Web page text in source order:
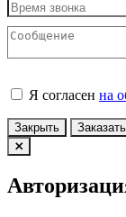
Я согласен на
Закрыть